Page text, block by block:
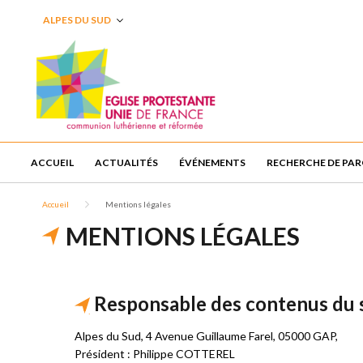
ALPES DU SUD
ACCUEIL ACTUALITÉS ÉVÉNEMENTS RECHERCHE DE
Accueil Mentions légales
MENTIONS LÉGALES
Responsable des contenus du
Alpes du Sud, 4 Avenue Guillaume Farel, 05000 GAP,
Président : Philippe COTTEREL